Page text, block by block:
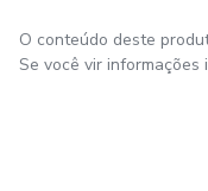
O conteúdo deste
Se você vir informações